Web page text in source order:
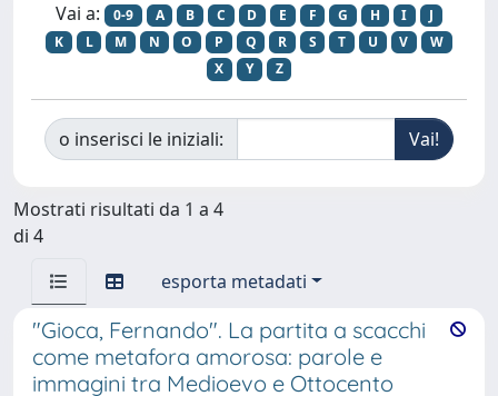
Vai a: 0-9 A B C D E F G H I
J
K
L M N O P Q R S T U V
W
X
Y Z
o inserisci le iniziali:
Mostrati risultati da 1 a 4
di 4
esporta metadati
"Gioca, Fernando". La partita a scacchi
come metafora amorosa: parole e
immagini tra Medioevo e Ottocento